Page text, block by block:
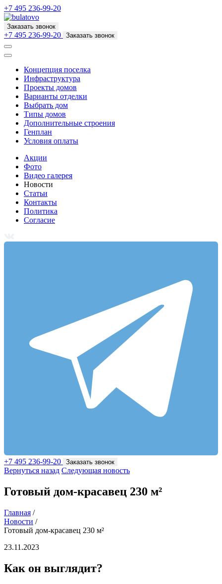
+7 495 236-99-20
Заказать звонок
+7 495 236-99-20 Заказать звонок
Концепция поселка
Инфраструктура
Проекты домов
Варианты отделки
Выбрать дом
Типы домов
Дополнительные строения
Генплан
Условия оплаты
Акции
Фото
Видео галерея
Новости
Статьи
Контакты
Политика
Согласие
+7 495 236-99-20 Заказать звонок
Вернуться назад Следующая новость
Готовый дом-красавец 230 м²
Главная /
Новости /
Готовый дом-красавец 230 м²
23.11.2023
Как он выглядит?